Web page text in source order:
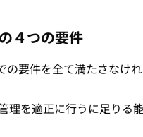
４つの要件
の要件を全て満たさなけ
理を適正に行うに足りる